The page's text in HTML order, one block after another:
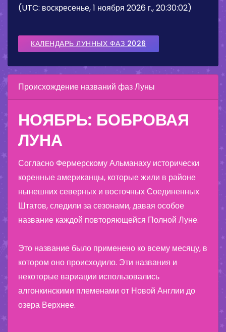
(UTC: воскресенье, 1 ноября 2026 г., 20:30:02)
КАЛЕНДАРЬ ЛУННЫХ ФАЗ 2026
Происхождение названий фаз Луны
НОЯБРЬ: БОБРОВАЯ
ЛУНА
Согласно Фермерскому Альманаху исторически
коренные американцы, которые жили в районе
нынешних северных и восточных Соединенных
Штатов, следили за сезонами, давая особое
название каждой повторяющейся Полной Луне.
Это название было применено ко всему месяцу, в
котором оно происходило. Эти названия и
некоторые вариации использовались
алгонкинскими племенами от Новой Англии до
озера Верхнее.